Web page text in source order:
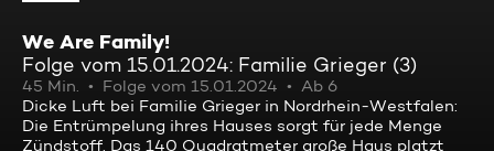
We Are Family!
Folge vom 15.01.2024: Familie Grieger (3)
45 Min. Folge vom 15.01.2024
Ab 6
Dicke Luft bei Familie Grieger in Nordrhein-Westfalen:
Die Entrümpelung ihres Hauses sorgt für jede Menge
Zündstoff. Das 140 Quadratmeter große Haus platzt